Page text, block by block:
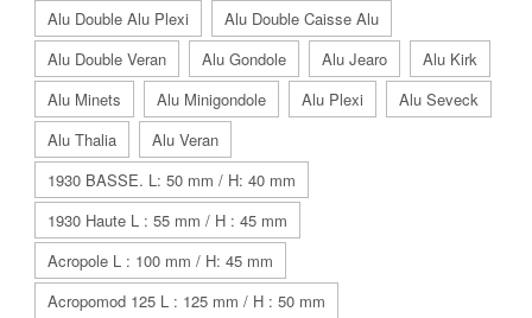
Alu Double Alu Plexi
Alu Double Caisse Alu
Alu Double Veran
Alu Gondole Alu Jearo
Alu Kirk
Alu Minets
Alu Minigondole Alu Plexi
Alu Seveck
Alu Thalia
Alu Veran
1930 BASSE. L: 50 mm / H: 40 mm
1930 Haute L : 55 mm / H : 45 mm
Acropole L : 100 mm / H: 45 mm
Acropomod 125 L : 125 mm / H : 50 mm